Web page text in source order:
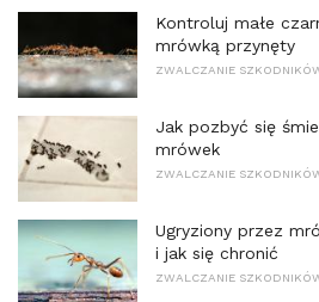
Kontroluj małe
mrówką przynęty
ZWALCZANIE
Jak pozbyć się
mrówek
ZWALCZANIE
Ugryziony przez
i jak się chronić
ZWALCZANIE